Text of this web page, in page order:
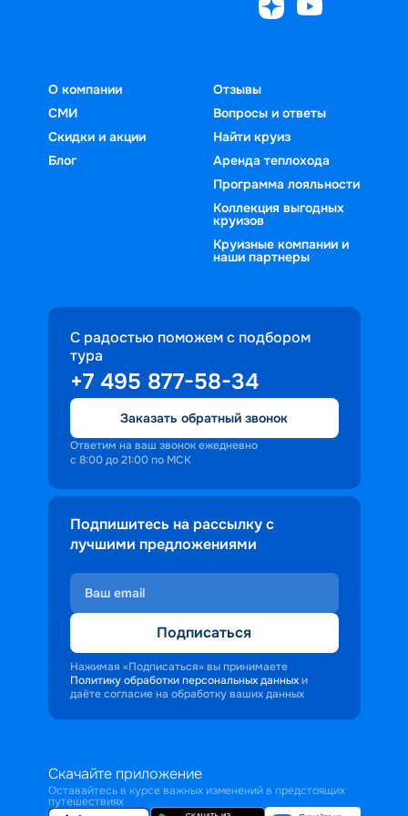
Круиз.онлайн — это простой способ
О компании
СМИ
Скидки и акции
Блог
Отзывы
Вопросы и ответы
Найти круиз
Аренда теплохода
Программа лояльности
Коллекция выгодных
круизов
Круизные компании и
наши партнеры
С радостью поможем с подбором
тура
+7 495 877-58-34
Заказать обратный звонок
Ответим на ваш звонок ежедневно
с 8:00 до 21:00 по МСК
Подпишитесь на рассылку с
лучшими предложениями
Подписаться
Нажимая «Подписаться» вы принимаете
Политику обработки персональных данных и
даёте согласие на обработку ваших данных
Скачайте приложение
Оставайтесь в курсе важных изменений в предстоящих
путешествиях